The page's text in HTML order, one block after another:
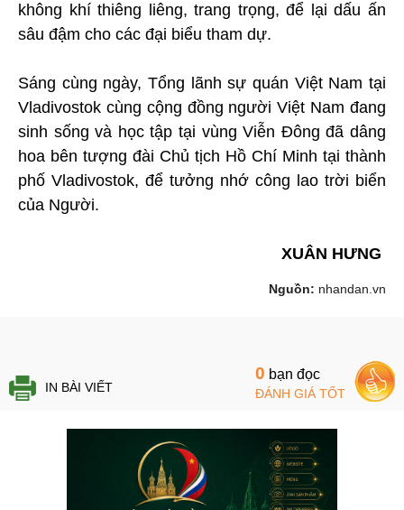
không khí thiêng liêng, trang trọng, để lại dấu ấn
sâu đậm cho các đại biểu tham dự.
Sáng cùng ngày, Tổng lãnh sự quán Việt Nam tại
Vladivostok cùng cộng đồng người Việt Nam đang
sinh sống và học tập tại vùng Viễn Đông đã dâng
hoa bên tượng đài Chủ tịch Hồ Chí Minh tại thành
phố Vladivostok, để tưởng nhớ công lao trời biển
của Người.
XUÂN HƯNG
Nguồn: nhandan.vn
IN BÀI VIẾT
0 bạn đọc
ĐÁNH GIÁ TỐT